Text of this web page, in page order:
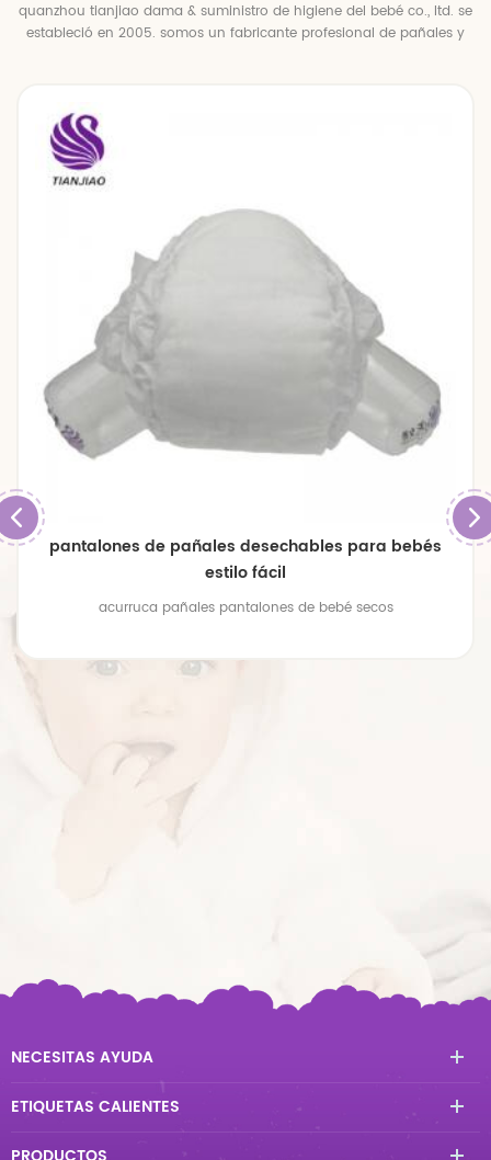
quanzhou tianjiao dama & suministro de higiene del bebé co., ltd. se
estableció en 2005. somos un fabricante profesional de pañales y
pantalones de pañales desechables para bebés
estilo fácil
acurruca pañales pantalones de bebé secos
NECESITAS AYUDA
ETIQUETAS CALIENTES